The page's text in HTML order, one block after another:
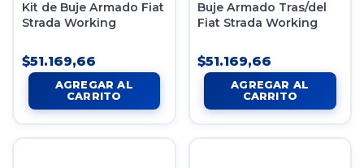
Kit de Buje Armado Fiat
Strada Working
$51.169,66
Buje Armado Tras/del
Fiat Strada Working
$51.169,66